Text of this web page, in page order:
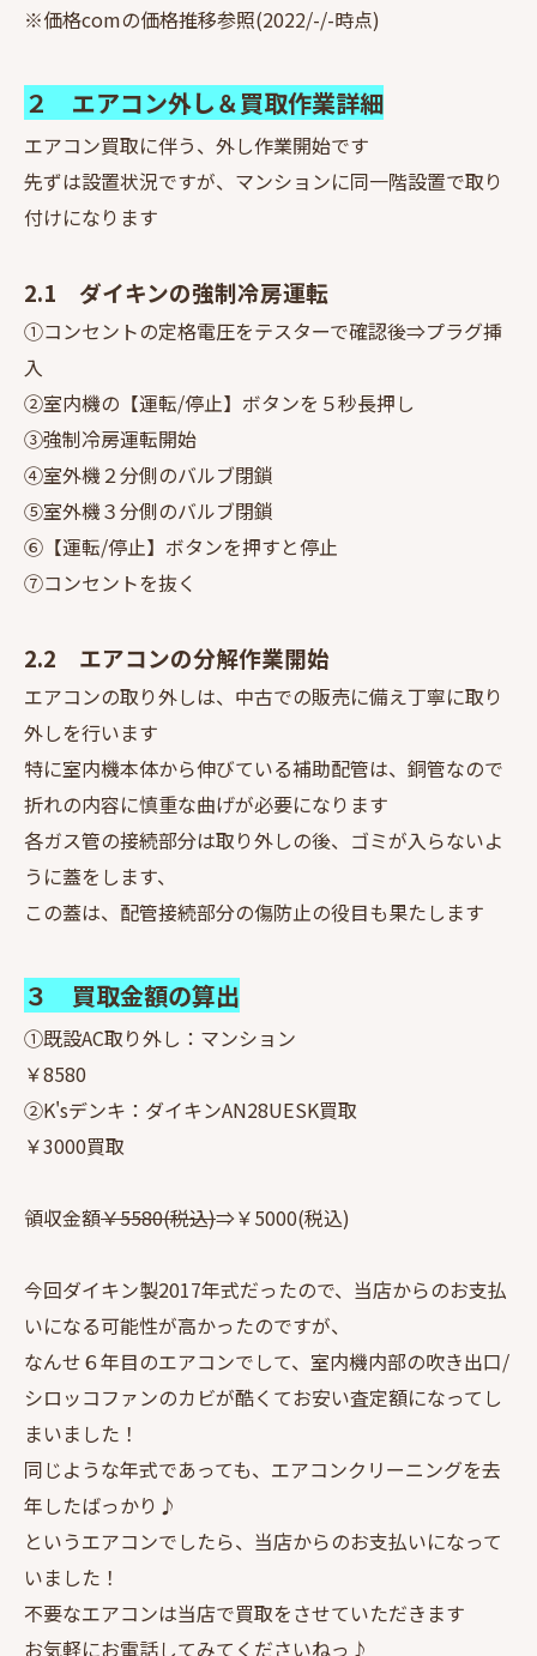
※価格comの価格推移参照(2022/-/-時点)
２ エアコン外し＆買取作業詳細
エアコン買取に伴う、外し作業開始です
先ずは設置状況ですが、マンションに同一階設置で取り
付けになります
2.1 ダイキンの強制冷房運転
①コンセントの定格電圧をテスターで確認後⇒プラグ挿
入
②室内機の【運転/停止】ボタンを５秒長押し
③強制冷房運転開始
④室外機２分側のバルブ閉鎖
⑤室外機３分側のバルブ閉鎖
⑥【運転/停止】ボタンを押すと停止
⑦コンセントを抜く
2.2 エアコンの分解作業開始
エアコンの取り外しは、中古での販売に備え丁寧に取り
外しを行います
特に室内機本体から伸びている補助配管は、銅管なので
折れの内容に慎重な曲げが必要になります
各ガス管の接続部分は取り外しの後、ゴミが入らないよ
うに蓋をします、
この蓋は、配管接続部分の傷防止の役目も果たします
３ 買取金額の算出
①既設AC取り外し：マンション
￥8580
②K'sデンキ：ダイキンAN28UESK買取
￥3000買取
領収金額￥5580(税込)⇒￥5000(税込)
今回ダイキン製2017年式だったので、当店からのお支払
いになる可能性が高かったのですが、
なんせ６年目のエアコンでして、室内機内部の吹き出口/
シロッコファンのカビが酷くてお安い査定額になってし
まいました！
同じような年式であっても、エアコンクリーニングを去
年したばっかり♪
というエアコンでしたら、当店からのお支払いになって
いました！
不要なエアコンは当店で買取をさせていただきます
お気軽にお電話してみてくださいねっ♪